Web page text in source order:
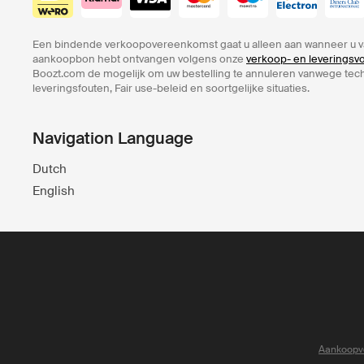
Een bindende verkoopovereenkomst gaat u alleen aan wanneer u
aankoopbon hebt ontvangen volgens onze verkoop- en
Boozt.com de mogelijk om uw bestelling te annuleren vanwege
leveringsfouten, Fair use-beleid en soortgelijke situaties.
Navigation Language
Dutch
English